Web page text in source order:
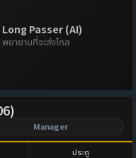
Long Passer (AI)
พยายามที่จะส่งไกล
Manager
ประตู